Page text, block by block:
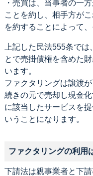
・売買は、当事者の一
ことを約し、相手方が
を約することによって
上記した民法555条で
とで売掛債権を含めた
います。
ファクタリングは譲渡
続きの元で売却し現金
に該当したサービスを
いうことになります。
ファクタリングの利用
下請法は親事業者と下